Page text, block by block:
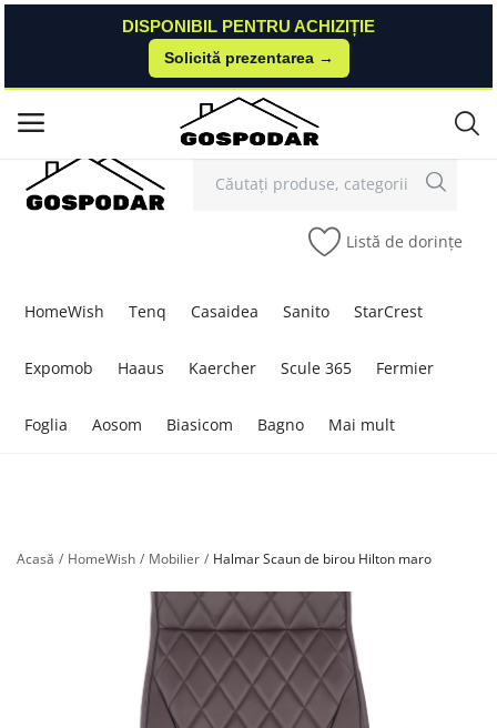
DISPONIBIL PENTRU ACHIZIȚIE
Solicită prezentarea →
Contact Autentificare Înregistrare
Listă de dorințe
HomeWish Tenq Casaidea Sanito StarCrest
Expomob Haaus Kaercher Scule 365 Fermier
Foglia Aosom Biasicom Bagno Mai mult
DISPONIBIL PENTRU ACHIZIȚIE
Solicită prezentarea →
Meniu principal
Categorii
Acasă HomeWish Mobilier Halmar Scaun de birou Hilton maro